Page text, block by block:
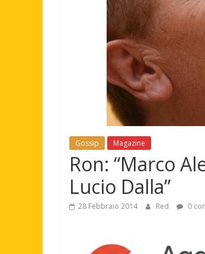
Gossip Magazine
Ron: “Marco
Lucio Dalla”
28 Febbraio 2014 Red 0